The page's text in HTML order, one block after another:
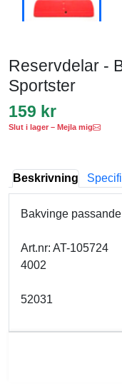
Reservdelar -
Sportster
159 kr
Slut i lager – Mejla mig
Beskrivning
Bakvinge
Art.nr: AT-105724
4002
52031